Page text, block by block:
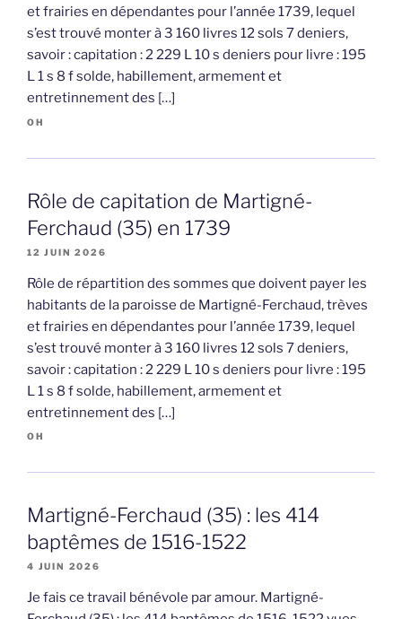
et frairies en dépendantes pour l’année 1739, lequel
s’est trouvé monter à 3 160 livres 12 sols 7 deniers,
savoir : capitation : 2 229 L 10 s deniers pour livre : 195
L 1 s 8 f solde, habillement, armement et
entretinnement des […]
OH
Rôle de capitation de Martigné-
Ferchaud (35) en 1739
12 JUIN 2026
Rôle de répartition des sommes que doivent payer les
habitants de la paroisse de Martigné-Ferchaud, trèves
et frairies en dépendantes pour l’année 1739, lequel
s’est trouvé monter à 3 160 livres 12 sols 7 deniers,
savoir : capitation : 2 229 L 10 s deniers pour livre : 195
L 1 s 8 f solde, habillement, armement et
entretinnement des […]
OH
Martigné-Ferchaud (35) : les 414
baptêmes de 1516-1522
4 JUIN 2026
Je fais ce travail bénévole par amour. Martigné-